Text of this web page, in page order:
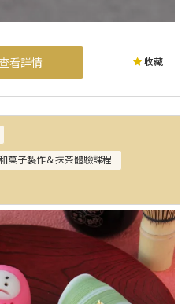
收藏
看詳情
菓子製作＆抹茶體驗課程